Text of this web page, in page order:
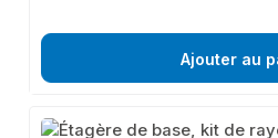
Ajouter au